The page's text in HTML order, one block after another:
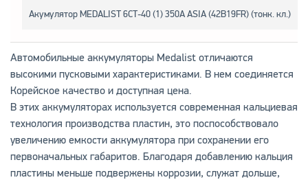
Акумулятор MEDALIST 6СТ-40 (1) 350А ASIA (42B19FR) (тонк. кл.)
Автомобильные аккумуляторы Medalist отличаются
высокими пусковыми характеристиками. В нем соединяется
Корейское качество и доступная цена.
В этих аккумуляторах используется современная кальциевая
технология производства пластин, это поспособствовало
увеличению емкости аккумулятора при сохранении его
первоначальных габаритов. Благодаря добавлению кальция
пластины меньше подвержены коррозии, служат дольше,